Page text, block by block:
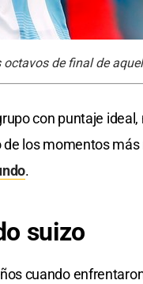
de final de
con puntaje
de los momentos
.
suizo
cuando